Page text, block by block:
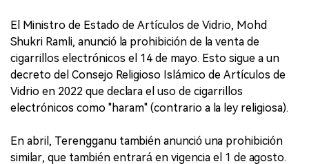
El Ministro de Estado de Artículos de Vidrio, Mohd
Shukri Ramli, anunció la prohibición de la venta de
cigarrillos electrónicos el 14 de mayo. Esto sigue a un
decreto del Consejo Religioso Islámico de Artículos de
Vidrio en 2022 que declara el uso de cigarrillos
electrónicos como "haram" (contrario a la ley religiosa).
En abril, Terengganu también anunció una prohibición
similar, que también entrará en vigencia el 1 de agosto.